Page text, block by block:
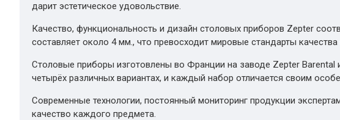
дарит эстетическое удовольствие.
Качество, функциональность и дизайн столовых приборов Zepter
составляет около 4 мм., что превосходит мировые стандарты
Столовые приборы изготовлены во Франции на заводе Zepter Barental
четырёх различных вариантах, и каждый набор отличается своим
Современные технологии, постоянный мониторинг продукции
качество каждого предмета.